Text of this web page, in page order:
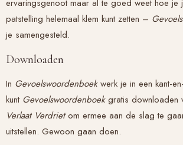
ervaringsgenoot maar al te goed weet hoe je
patstelling helemaal klem kunt zetten –
je samengesteld.
Downloaden
In Gevoelswoordenboekwerk je in een kant-
kunt Gevoelswoordenboekgratis downloaden
Verlaat Verdrietom ermee aan de slag te
uitstellen. Gewoon gaan doen.